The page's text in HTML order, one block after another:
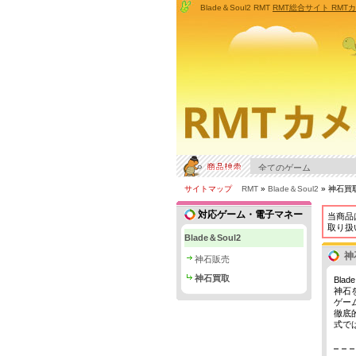
Blade＆Soul2 RMT RMT総合サイト RMT
サイトマップ RMT » Blade＆Soul2 » 神石買
対応ゲーム・電子マネー
Blade＆Soul2
神石販売
神石買取
当商品
取り扱
神
神石
ゲー
徹底
式で